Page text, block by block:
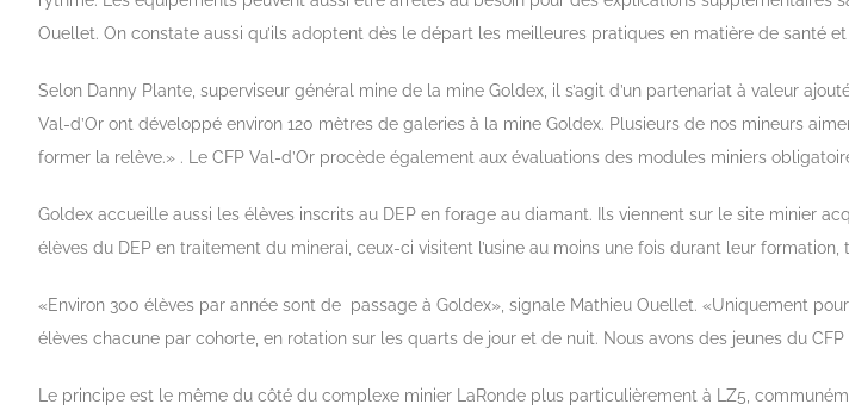
Ouellet. On constate aussi qu’ils adoptent dès le départ les meilleures pratiques en matière de santé
Selon Danny Plante, superviseur général mine de la mine Goldex, il s’agit d’un partenariat à valeur
Val-d’Or ont développé environ 120 mètres de galeries à la mine Goldex. Plusieurs de nos mineurs
former la relève.» . Le CFP Val-d’Or procède également aux évaluations des modules miniers
Goldex accueille aussi les élèves inscrits au DEP en forage au diamant. Ils viennent sur le site minier
élèves du DEP en traitement du minerai, ceux-ci visitent l’usine au moins une fois durant leur
«Environ 300 élèves par année sont de passage à Goldex», signale Mathieu Ouellet. «Uniquement
élèves chacune par cohorte, en rotation sur les quarts de jour et de nuit. Nous avons des jeunes du
Le principe est le même du côté du complexe minier LaRonde plus particulièrement à LZ5,